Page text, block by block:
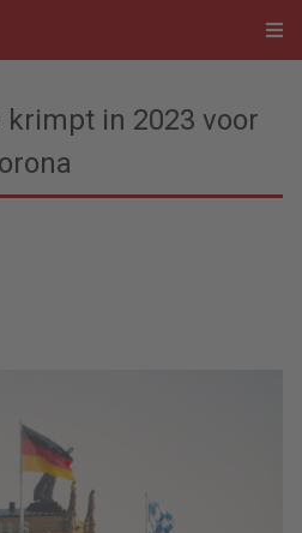
in 2023 voor